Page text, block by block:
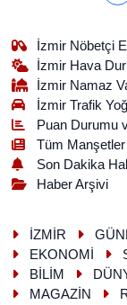
İzmir Nöbetçi
İzmir Hava
İzmir Namaz
İzmir Trafik
Puan Durumu
Tüm Manşetler
Son Dakika
Haber Arşivi
İZMİR
EKONOMİ
BİLİM
MAGAZİN